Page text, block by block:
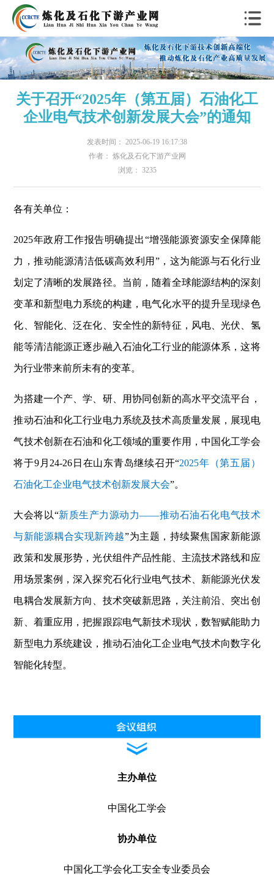
关于召开“2025年（第五届）石油化工
企业电气技术创新发展大会”的通知
发表时间： 2025-06-19 16:17:38
作者： 炼化及石化下游产业网
浏览： 3235
各有关单位：
2025年政府工作报告明确提出“增强能源资源安全保障能
力，推动能源清洁低碳高效利用”，这为能源与石化行业
划定了清晰的发展路径。当前，随着全球能源结构的深刻
变革和新型电力系统的构建，电气化水平的提升呈现绿色
化、智能化、泛在化、安全性的新特征，风电、光伏、氢
能等清洁能源正逐步融入石油化工行业的能源体系，这将
为行业带来前所未有的变革。
为搭建一个产、学、研、用协同创新的高水平交流平台，
推动石油和化工行业电力系统及技术高质量发展，展现电
气技术创新在石油和化工领域的重要作用，中国化工学会
将于9月24-26日在山东青岛继续召开“2025年（第五届）
石油化工企业电气技术创新发展大会”。
大会将以“新质生产力源动力——推动石油石化电气技术
与新能源耦合实现新跨越”为主题，持续聚焦国家新能源
政策和发展形势，光伏组件产品性能、主流技术路线和应
用场景案例，深入探究石化行业电气技术、新能源光伏发
电耦合发展新方向、技术突破新思路，关注前沿、突出创
新、着重应用，把握跟踪电气新技术现状，数智赋能助力
新型电力系统建设，推动石油化工企业电气技术向数字化
智能化转型。
主办单位
中国化工学会
协办单位
中国化工学会化工安全专业委员会